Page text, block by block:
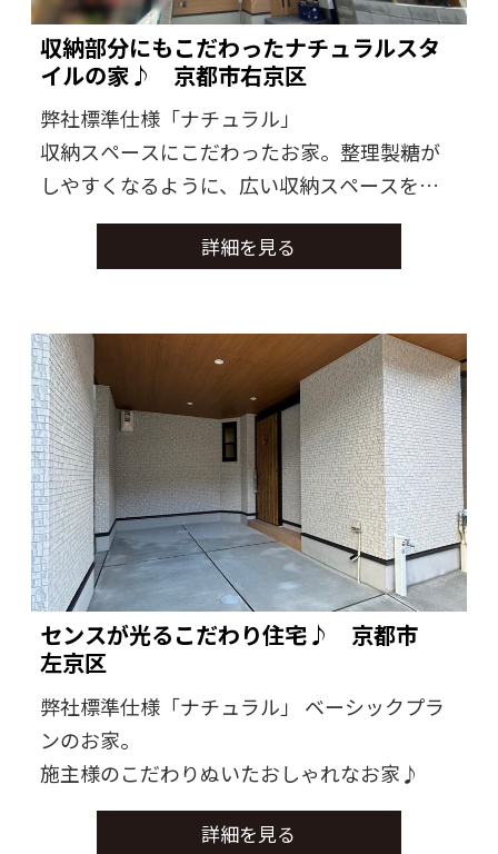
収納部分にもこだわったナチュラルスタ
イルの家♪ 京都市右京区
弊社標準仕様「ナチュラル」
収納スペースにこだわったお家。整理製糖が
しやすくなるように、広い収納スペースを設
けました。
詳細を見る
センスが光るこだわり住宅♪ 京都市
左京区
弊社標準仕様「ナチュラル」 ベーシックプラ
ンのお家。
施主様のこだわりぬいたおしゃれなお家♪
詳細を見る